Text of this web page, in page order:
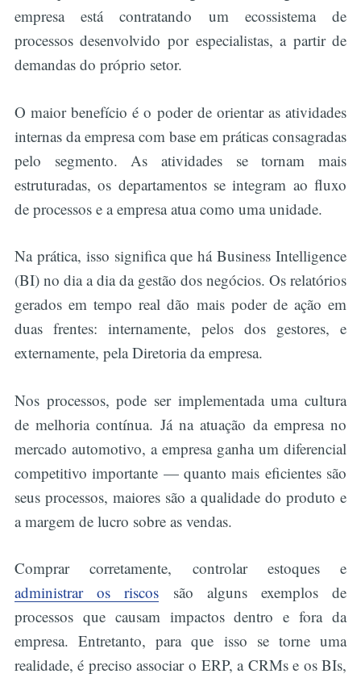
empresa está contratando um ecossistema de
processos desenvolvido por especialistas, a partir de
demandas do próprio setor.
O maior benefício é o poder de orientar as atividades
internas da empresa com base em práticas consagradas
pelo segmento. As atividades se tornam mais
estruturadas, os departamentos se integram ao fluxo
de processos e a empresa atua como uma unidade.
Na prática, isso significa que há Business Intelligence
(BI) no dia a dia da gestão dos negócios. Os relatórios
gerados em tempo real dão mais poder de ação em
duas frentes: internamente, pelos dos gestores, e
externamente, pela Diretoria da empresa.
Nos processos, pode ser implementada uma cultura
de melhoria contínua. Já na atuação da empresa no
mercado automotivo, a empresa ganha um diferencial
competitivo importante — quanto mais eficientes são
seus processos, maiores são a qualidade do produto e
a margem de lucro sobre as vendas.
Comprar corretamente, controlar estoques e
administrar os riscos são alguns exemplos de
processos que causam impactos dentro e fora da
empresa. Entretanto, para que isso se torne uma
realidade, é preciso associar o ERP, a CRMs e os BIs,
Buscar